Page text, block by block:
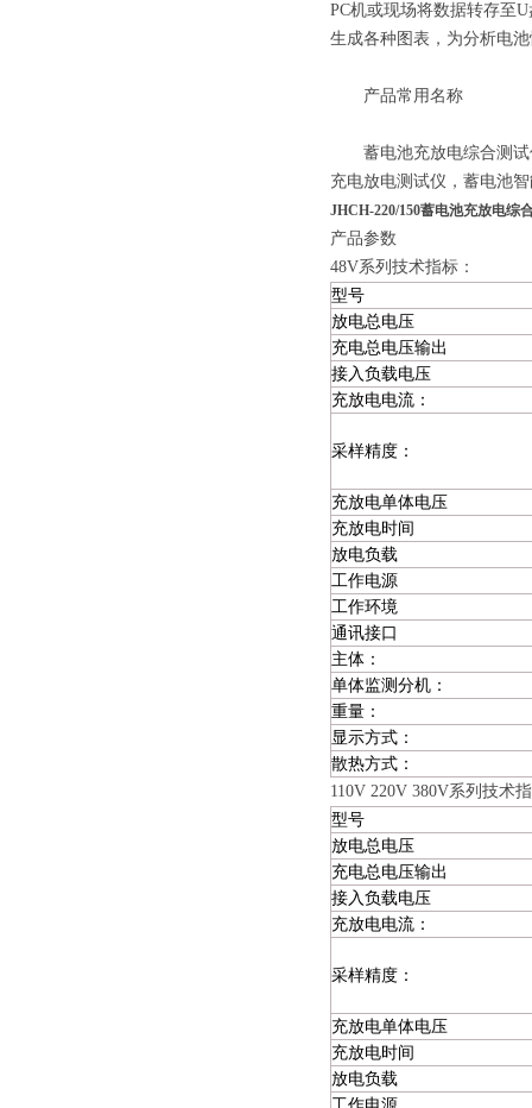
PC机或现场将数据转存至
生成各种图表，为分析电
产品常用名称
蓄电池充放电综合测试
充电放电测试仪，蓄电池
JHCH-220/150蓄电池充放电综
产品参数
48V系列技术指标：
型号
放电总电压
充电总电压输出
接入负载电压
充放电电流：
采样精度：
充放电单体电压
充放电时间
放电负载
工作电源
工作环境
通讯接口
主体：
单体监测分机：
重量：
显示方式：
散热方式：
110V 220V 380V系列技术
型号
放电总电压
充电总电压输出
接入负载电压
充放电电流：
采样精度：
充放电单体电压
充放电时间
放电负载